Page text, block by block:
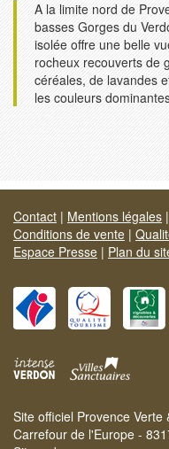
A la limite nord de
basses Gorges du
isolée offre une belle
rocheux recouverts de
céréales, de lavandes
les couleurs
Contact | Mentions légales |
Conditions de vente |
Espace Presse | Plan du
Site officiel Provence Verte
Carrefour de l'Europe -